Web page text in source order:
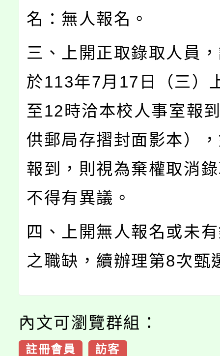
名：無人報名。
三、上開正取錄取人員
於113年7月17日（三）
至12時洽本校人事室報
供郵局存摺封面影本）
報到，則視為棄權取消
不得有異議。
四、上開無人報名或未
之職缺，續辦理第8次甄
內文可瀏覽群組：
註冊會員 訪客